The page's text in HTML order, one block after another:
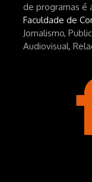
de programas é
Faculdade de
Jornalismo,
Audiovisual,